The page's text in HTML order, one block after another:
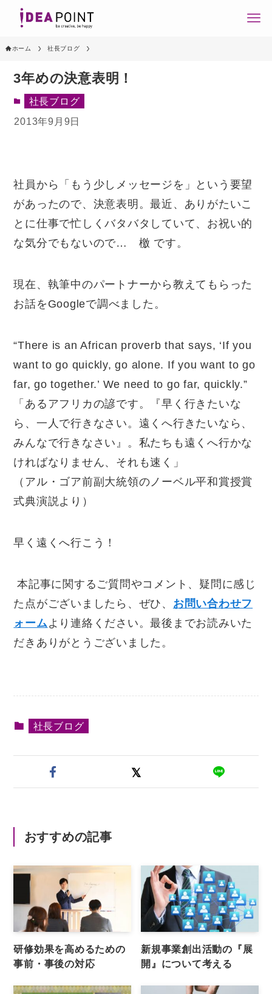
ホーム 社長ブログ
3年めの決意表明！
社長ブログ
2013年9月9日
社員から「もう少しメッセージを」という要望
があったので、決意表明。最近、ありがたいこ
とに仕事で忙しくバタバタしていて、お祝い的
な気分でもないので… 檄 です。
現在、執筆中のパートナーから教えてもらった
お話をGoogleで調べました。
“There is an African proverb that says, ‘If you
want to go quickly, go alone. If you want to go
far, go together.’ We need to go far, quickly.”
「あるアフリカの諺です。『早く行きたいな
ら、一人で行きなさい。遠くへ行きたいなら、
みんなで行きなさい』。私たちも遠くへ行かな
ければなりません、それも速く」
（アル・ゴア前副大統領のノーベル平和賞授賞
式典演説より）
早く遠くへ行こう！
本記事に関するご質問やコメント、疑問に感じ
た点がございましたら、ぜひ、 お問い合わせフ
ォーム より連絡ください。最後までお読みいた
だきありがとうございました。
社長ブログ
おすすめの記事
研修効果を高めるための
事前・事後の対応
新規事業創出活動の『展
開』について考える